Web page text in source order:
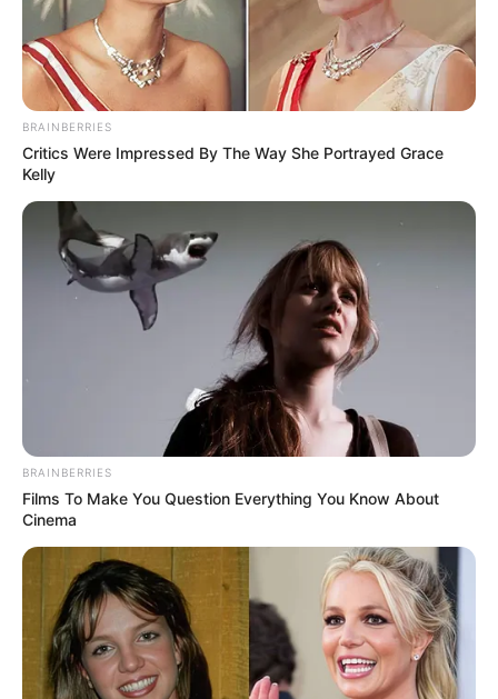
BRAINBERRIES
Critics Were Impressed By The Way She Portrayed Grace
Kelly
BRAINBERRIES
Films To Make You Question Everything You Know About
Cinema